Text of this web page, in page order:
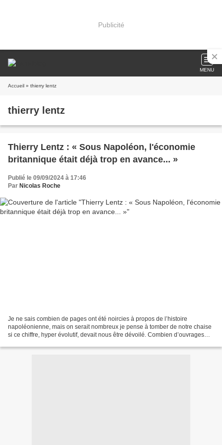
Publicité
MENU
Accueil » thierry lentz
thierry lentz
Thierry Lentz : « Sous Napoléon, l'économie
britannique était déjà trop en avance... »
Publié le 09/09/2024 à 17:46
Par Nicolas Roche
Je ne sais combien de pages ont été noircies à propos de l’histoire
napoléonienne, mais on serait nombreux je pense à tomber de notre chaise
si ce chiffre, hyper évolutif, devait nous être dévoilé. Combien d’ouvrages